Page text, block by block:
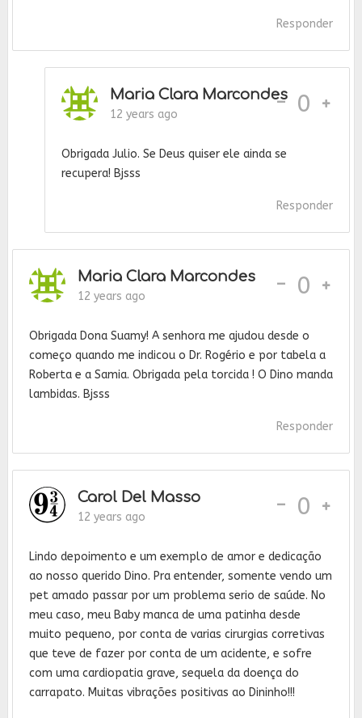
Responder
Maria Clara Marcondes
12 years ago - 0
Obrigada Julio. Se Deus quiser ele ainda se
recupera! Bjsss
Responder
Maria Clara Marcondes
12 years ago - 0
Obrigada Dona Suamy! A senhora me ajudou desde o
começo quando me indicou o Dr. Rogério e por tabela a
Roberta e a Samia. Obrigada pela torcida ! O Dino manda
lambidas. Bjsss
Responder
Carol Del Masso
12 years ago - 0
Lindo depoimento e um exemplo de amor e dedicação
ao nosso querido Dino. Pra entender, somente vendo um
pet amado passar por um problema serio de saúde. No
meu caso, meu Baby manca de uma patinha desde
muito pequeno, por conta de varias cirurgias corretivas
que teve de fazer por conta de um acidente, e sofre
com uma cardiopatia grave, sequela da doença do
carrapato. Muitas vibrações positivas ao Dininho!!!